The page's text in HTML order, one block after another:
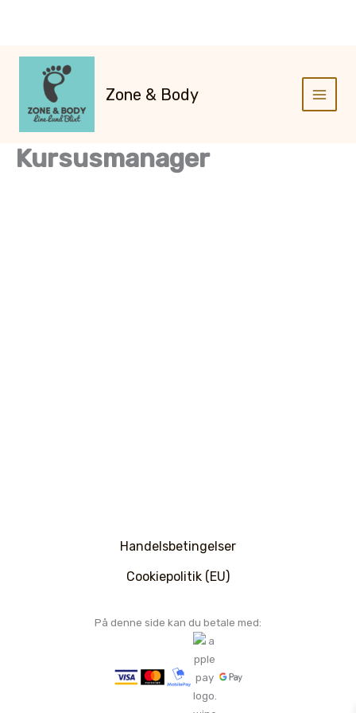
indholdet
Zone & Body
Kursusmanager
Handelsbetingelser
Cookiepolitik (EU)
På denne side kan du betale med: